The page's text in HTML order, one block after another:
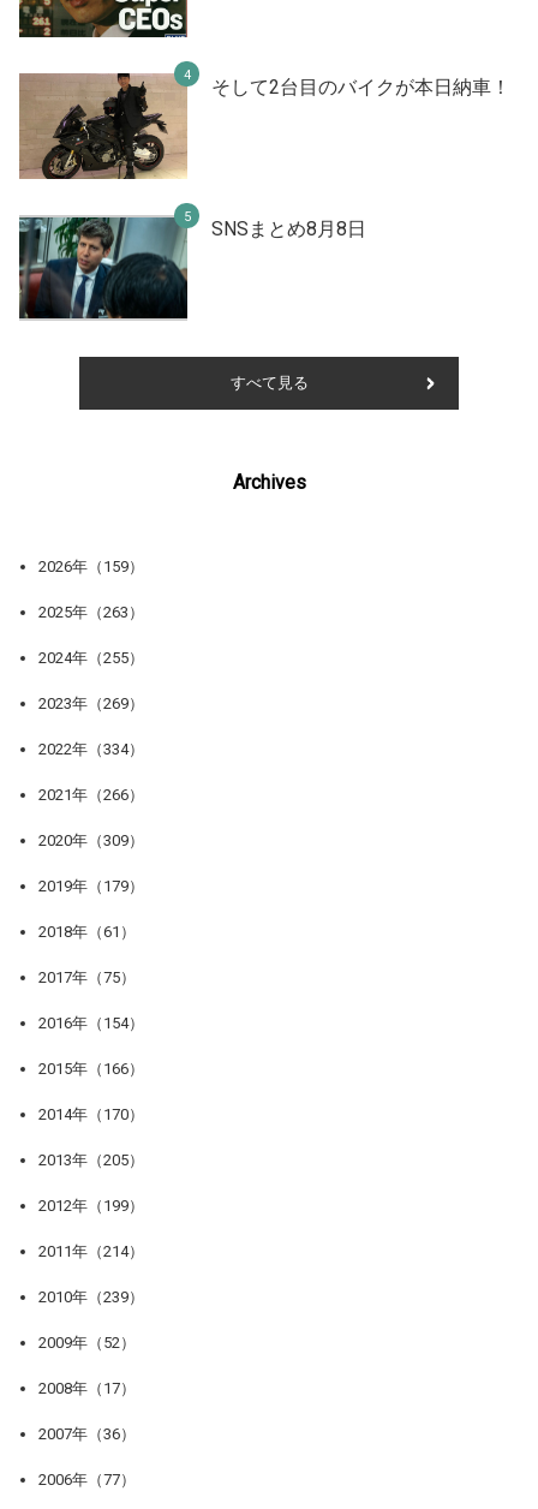
そして2台目のバイクが本日納車！
SNSまとめ8月8日
すべて見る
Archives
2026年（159）
2025年（263）
2024年（255）
2023年（269）
2022年（334）
2021年（266）
2020年（309）
2019年（179）
2018年（61）
2017年（75）
2016年（154）
2015年（166）
2014年（170）
2013年（205）
2012年（199）
2011年（214）
2010年（239）
2009年（52）
2008年（17）
2007年（36）
2006年（77）